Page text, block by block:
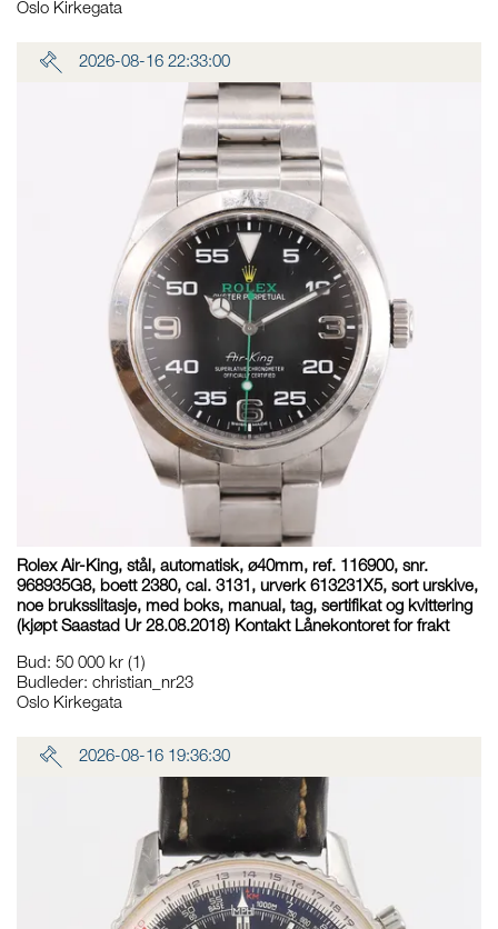
Oslo Kirkegata
2026-08-16 22:33:00
Rolex Air-King, stål, automatisk, ø40mm, ref. 116900, snr.
968935G8, boett 2380, cal. 3131, urverk 613231X5, sort urskive,
noe bruksslitasje, med boks, manual, tag, sertifikat og kvittering
(kjøpt Saastad Ur 28.08.2018) Kontakt Lånekontoret for frakt
Bud: 50 000 kr (1)
Budleder: christian_nr23
Oslo Kirkegata
2026-08-16 19:36:30